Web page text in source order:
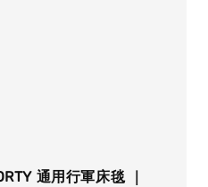
通用行軍床毯 ｜